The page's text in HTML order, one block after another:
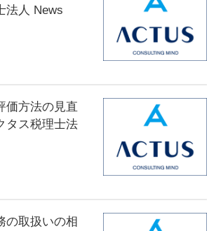
法人 News
価方法の見直
タス税理士法
の取扱いの相